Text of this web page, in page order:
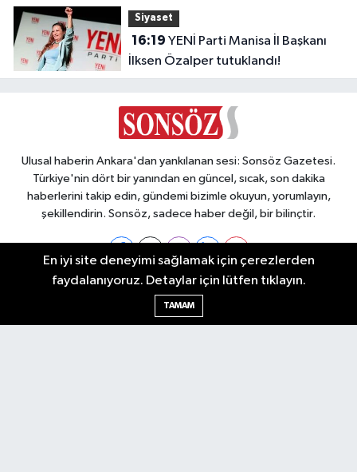
Siyaset
16:19
İlksen Özalper tutuklandı!
Ulusal haberin Ankara'dan yankılanan sesi: Sonsöz Gazetesi.
Türkiye'nin dört bir yanından en güncel, sıcak, son dakika
haberlerini takip edin, gündemi bizimle okuyun, yorumlayın,
şekillendirin. Sonsöz, sadece haber değil, bir bilinçtir.
Ankara Nöbetçi Eczaneler
En iyi site deneyimi sağlamak için çerezlerden
faydalanıyoruz. Detaylar için lütfen tıklayın.
TAMAM